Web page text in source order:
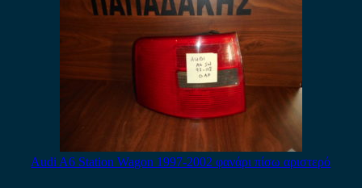
Audi A6 Station Wagon 1997-2002 φανάρι πίσω αριστερό